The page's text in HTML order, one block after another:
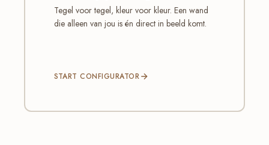
Tegel voor tegel, kleur voor kleur. Een wand
die alleen van jou is én direct in beeld komt.
START CONFIGURATOR